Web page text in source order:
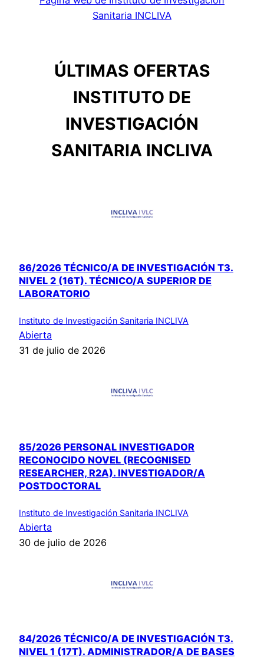
Sanitaria INCLIVA
ÚLTIMAS OFERTAS
INSTITUTO DE
INVESTIGACIÓN
SANITARIA INCLIVA
86/2026 TÉCNICO/A DE INVESTIGACIÓN T3.
NIVEL 2 (16T). TÉCNICO/A SUPERIOR DE
LABORATORIO
Instituto de Investigación Sanitaria INCLIVA
Abierta
31 de julio de 2026
85/2026 PERSONAL INVESTIGADOR
RECONOCIDO NOVEL (RECOGNISED
RESEARCHER, R2A). INVESTIGADOR/A
POSTDOCTORAL
Instituto de Investigación Sanitaria INCLIVA
Abierta
30 de julio de 2026
84/2026 TÉCNICO/A DE INVESTIGACIÓN T3.
NIVEL 1 (17T). ADMINISTRADOR/A DE BASES